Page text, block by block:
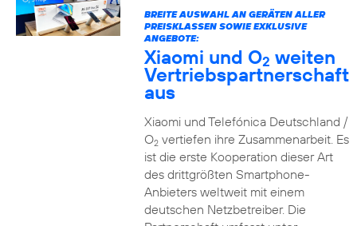
BREITE AUSWAHL AN GERÄTEN ALLER
PREISKLASSEN SOWIE EXKLUSIVE
ANGEBOTE:
Xiaomi und O2 weiten
Vertriebspartnerschaft
aus
Xiaomi und Telefónica Deutschland /
O2vertiefen ihre Zusammenarbeit. Es
ist die erste Kooperation dieser Art
des drittgrößten Smartphone-
Anbieters weltweit mit einem
deutschen Netzbetreiber. Die